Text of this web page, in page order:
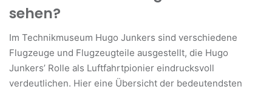
sehen?
Im Technikmuseum Hugo Junkers sind verschiedene
Flugzeuge und Flugzeugteile ausgestellt, die Hugo
Junkers’ Rolle als Luftfahrtpionier eindrucksvoll
verdeutlichen. Hier eine Übersicht der bedeutendsten